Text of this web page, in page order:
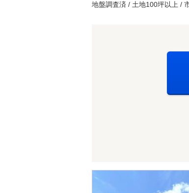
地盤調査済 / 土地100坪以上 /